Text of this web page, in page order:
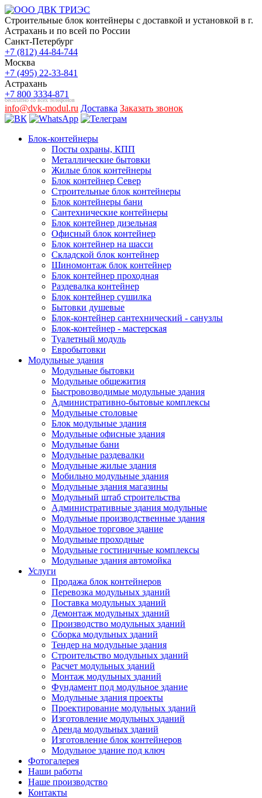
Строительные блок контейнеры с доставкой и установкой в г.
Астрахань и по всей по России
Санкт-Петербург
+7 (812) 44-84-744
Москва
+7 (495) 22-33-841
Астрахань
+7 800 3334-871
бесплатно со всех телефонов
info@dvk-modul.ru Доставка Заказать звонок
Блок-контейнеры
Посты охраны, КПП
Металлические бытовки
Жилые блок контейнеры
Блок контейнер Север
Строительные блок контейнеры
Блок контейнеры бани
Сантехнические контейнеры
Блок контейнер дизельная
Офисный блок контейнер
Блок контейнер на шасси
Складской блок контейнер
Шиномонтаж блок контейнер
Блок контейнер проходная
Раздевалка контейнер
Блок контейнер сушилка
Бытовки душевые
Блок-контейнер сантехнический - санузлы
Блок-контейнер - мастерская
Туалетный модуль
Евробытовки
Модульные здания
Модульные бытовки
Модульные общежития
Быстровозводимые модульные здания
Административно-бытовые комплексы
Модульные столовые
Блок модульные здания
Модульные офисные здания
Модульные бани
Модульные раздевалки
Модульные жилые здания
Мобильно модульные здания
Модульные здания магазины
Модульный штаб строительства
Административные здания модульные
Модульные производственные здания
Модульное торговое здание
Модульные проходные
Модульные гостиничные комплексы
Модульные здания автомойка
Услуги
Продажа блок контейнеров
Перевозка модульных зданий
Поставка модульных зданий
Демонтаж модульных зданий
Производство модульных зданий
Сборка модульных зданий
Тендер на модульные здания
Строительство модульных зданий
Расчет модульных зданий
Монтаж модульных зданий
Фундамент под модульное здание
Модульные здания проекты
Проектирование модульных зданий
Изготовление модульных зданий
Аренда модульных зданий
Изготовление блок контейнеров
Модульное здание под ключ
Фотогалерея
Наши работы
Наше производство
Контакты